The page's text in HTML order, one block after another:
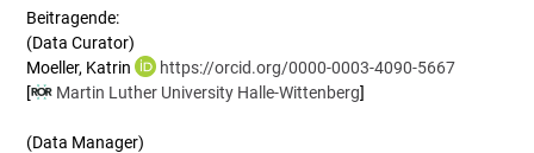
Beitragende:
(Data Curator)
Moeller, Katrin
https://orcid.org/0000-0003-4090-5667
[
Martin Luther University Halle-Wittenberg]
(Data Manager)